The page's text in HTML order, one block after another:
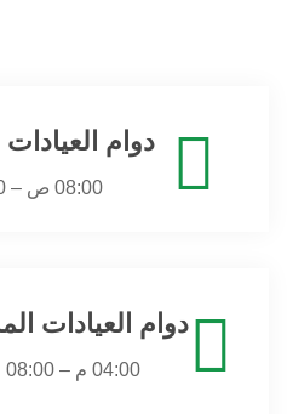
دوام
08:00 ص – 01:00
دوام العيادات
04:00 م – 08:00 م